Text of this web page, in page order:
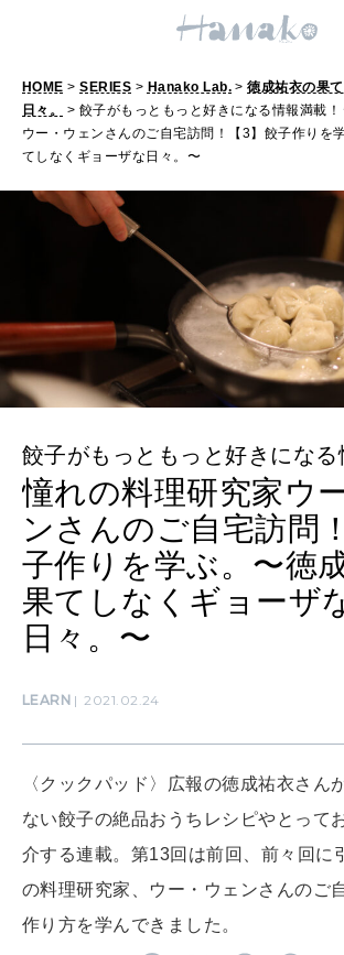
TRAVEL
FORTUNE
[12星座別] Weekly
[12星座別] Monthly Love
女神まり愛のタロットメッセ
算命学がわかる今月のあな
自分にやさしく
LEARN
知る、考える
MAMA
ママもいろいろ
SUSTAINABLE
わたしができること
いい人生って？
HOME >SERIES > Hanako Lab. >徳成祐衣の果
日々。
> 餃子がもっともっと好きになる情報満載
ウー・ウェンさんのご自宅訪問！【3】餃子作りを
てしなくギョーザな日々。〜
餃子がもっともっと好きになる
憧れの料理研究家ウ
ンさんのご自宅訪問
子作りを学ぶ。〜徳
果てしなくギョーザ
日々。〜
LEARN 2021.02.24
〈クックパッド〉広報の徳成祐衣さん
ない餃子の絶品おうちレシピやとって
介する連載。第13回は前回、前々回に
の料理研究家、ウー・ウェンさんのご
作り方を学んできました。